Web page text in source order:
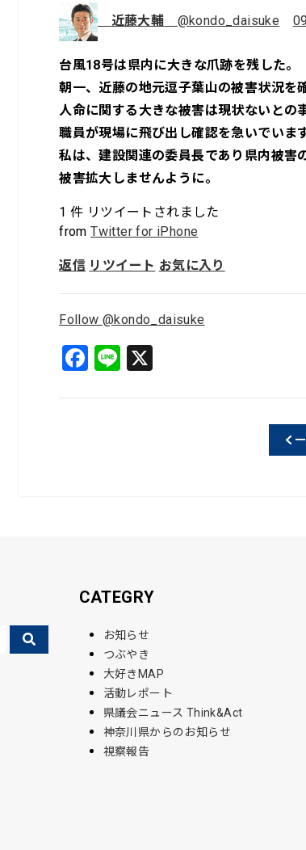
近藤大輔 @kondo_daisuke
台風18号は県内に大きな爪跡を残した。
朝一、近藤の地元逗子葉山の被害状況を
人命に関する大きな被害は現状ないとの事
職員が現場に飛び出し確認を急いでいます
私は、建設関連の委員長であり県内被害
被害拡大しませんように。
1 件 リツイートされました
fromTwitter for iPhone
返信 リツイート お気に入り
Follow @kondo_daisuke
F
a
c
Li
n
e
CATEGRY
お知らせ
つぶやき
大好きMAP
活動レポート
県議会ニュース Think&Act
神奈川県からのお知らせ
視察報告